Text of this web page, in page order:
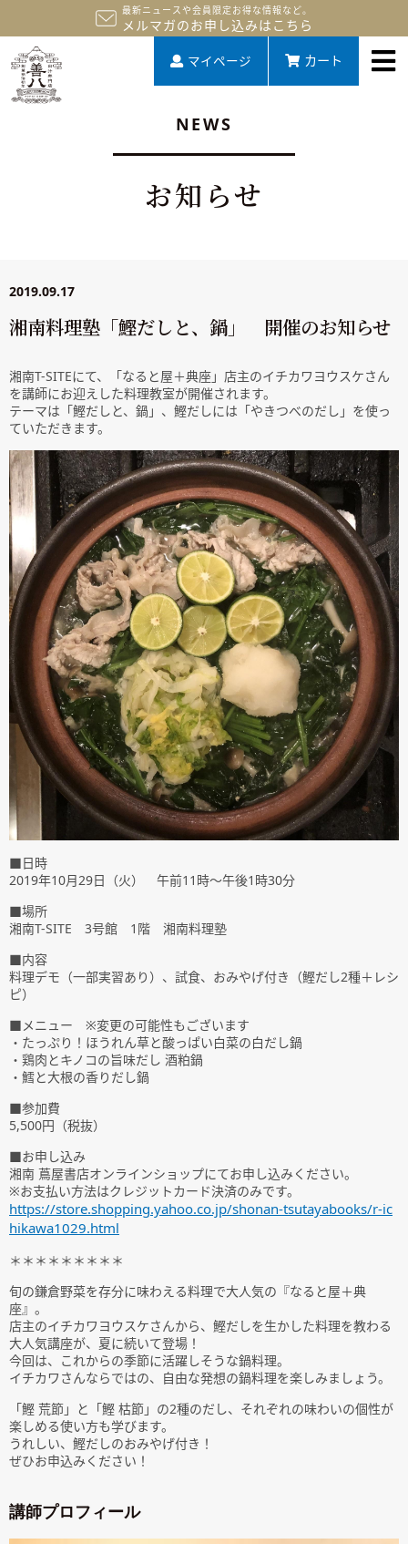
最新ニュースや会員限定お得な情報など。
メルマガのお申し込みはこちら
マイページ カート
NEWS
お知らせ
2019.09.17
湘南料理塾「鰹だしと、鍋」 開催のお知らせ
湘南T-SITEにて、「なると屋＋典座」店主のイチカワヨウスケさん
を講師にお迎えした料理教室が開催されます。
テーマは「鰹だしと、鍋」、鰹だしには「やきつべのだし」を使っ
ていただきます。
■日時
2019年10月29日（火） 午前11時～午後1時30分
■場所
湘南T-SITE 3号館 1階 湘南料理塾
■内容
料理デモ（一部実習あり）、試食、おみやげ付き（鰹だし2種＋レシ
ピ）
■メニュー ※変更の可能性もございます
・たっぷり！ほうれん草と酸っぱい白菜の白だし鍋
・鶏肉とキノコの旨味だし 酒粕鍋
・鱈と大根の香りだし鍋
■参加費
5,500円（税抜）
■お申し込み
湘南 蔦屋書店オンラインショップにてお申し込みください。
※お支払い方法はクレジットカード決済のみです。
https://store.shopping.yahoo.co.jp/shonan-tsutayabooks/r-ic
hikawa1029.html
＊＊＊＊＊＊＊＊＊
旬の鎌倉野菜を存分に味わえる料理で大人気の『なると屋＋典
座』。
店主のイチカワヨウスケさんから、鰹だしを生かした料理を教わる
大人気講座が、夏に続いて登場！
今回は、これからの季節に活躍しそうな鍋料理。
イチカワさんならではの、自由な発想の鍋料理を楽しみましょう。
「鰹 荒節」と「鰹 枯節」の2種のだし、それぞれの味わいの個性が
楽しめる使い方も学びます。
うれしい、鰹だしのおみやげ付き！
ぜひお申込みください！
講師プロフィール